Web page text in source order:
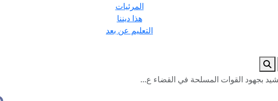
المرئيات
هذا ديننا
التعليم عن بعد
بجهود القوات المسلحة في القضاء ع...